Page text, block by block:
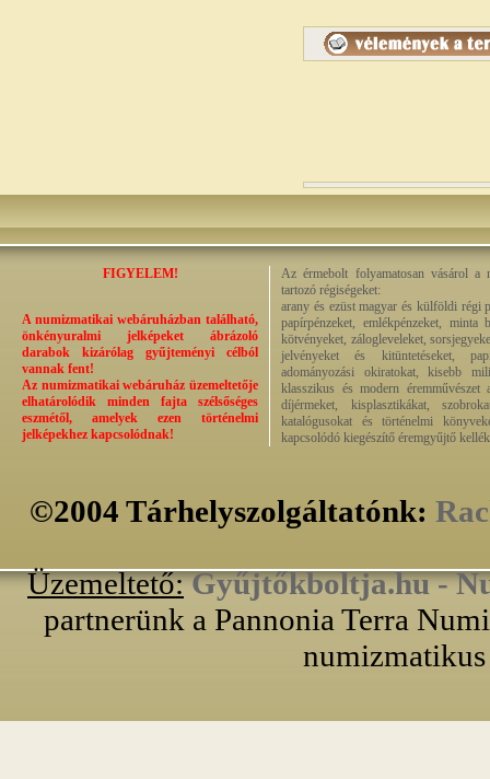
FIGYELEM!
A numizmatikai webáruházban található,
önkényuralmi jelképeket ábrázoló
darabok kizárólag gyűjteményi célból
vannak fent!
Az numizmatikai webáruház üzemeltetője
elhatárolódik minden fajta szélsőséges
eszmétől, amelyek ezen történelmi
jelképekhez kapcsolódnak!
Az érmebolt folyamatosan vásárol a
tartozó régiségeket:
arany és ezüst magyar és külföldi régi
papírpénzeket, emlékpénzeket, minta
kötvényeket, zálogleveleket,
jelvényeket és kitüntetéseket,
adományozási okiratokat, kisebb
klasszikus és modern éremművészet
díjérmeket, kisplasztikákat,
katalógusokat és történelmi
kapcsolódó kiegészítő éremgyűjtő
©2004 Tárhelyszolgáltatónk:
Üzemeltető: Gyűjtőkboltja.hu -
partnerünk a Pannonia Terra
numizmatikus